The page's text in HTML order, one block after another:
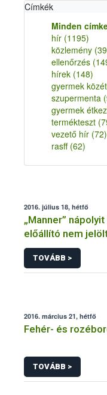
Címkék
Minden
hír (1195)
közlemény
ellenőrzés
hírek (148)
gyermek
szupermenta
gyermek
termékteszt
vezető hír (72)
rasff (62)
2016. július 18, hétfő
„Manner”
előállító nem
TOVÁBB >
2016. március 21, hétfő
Fehér- és
TOVÁBB >